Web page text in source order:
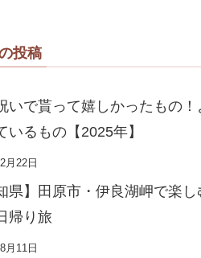
投稿
いで貰って嬉しかったもの！
いるもの【2025年】
月22日
県】田原市・伊良湖岬で楽し
帰り旅
月11日